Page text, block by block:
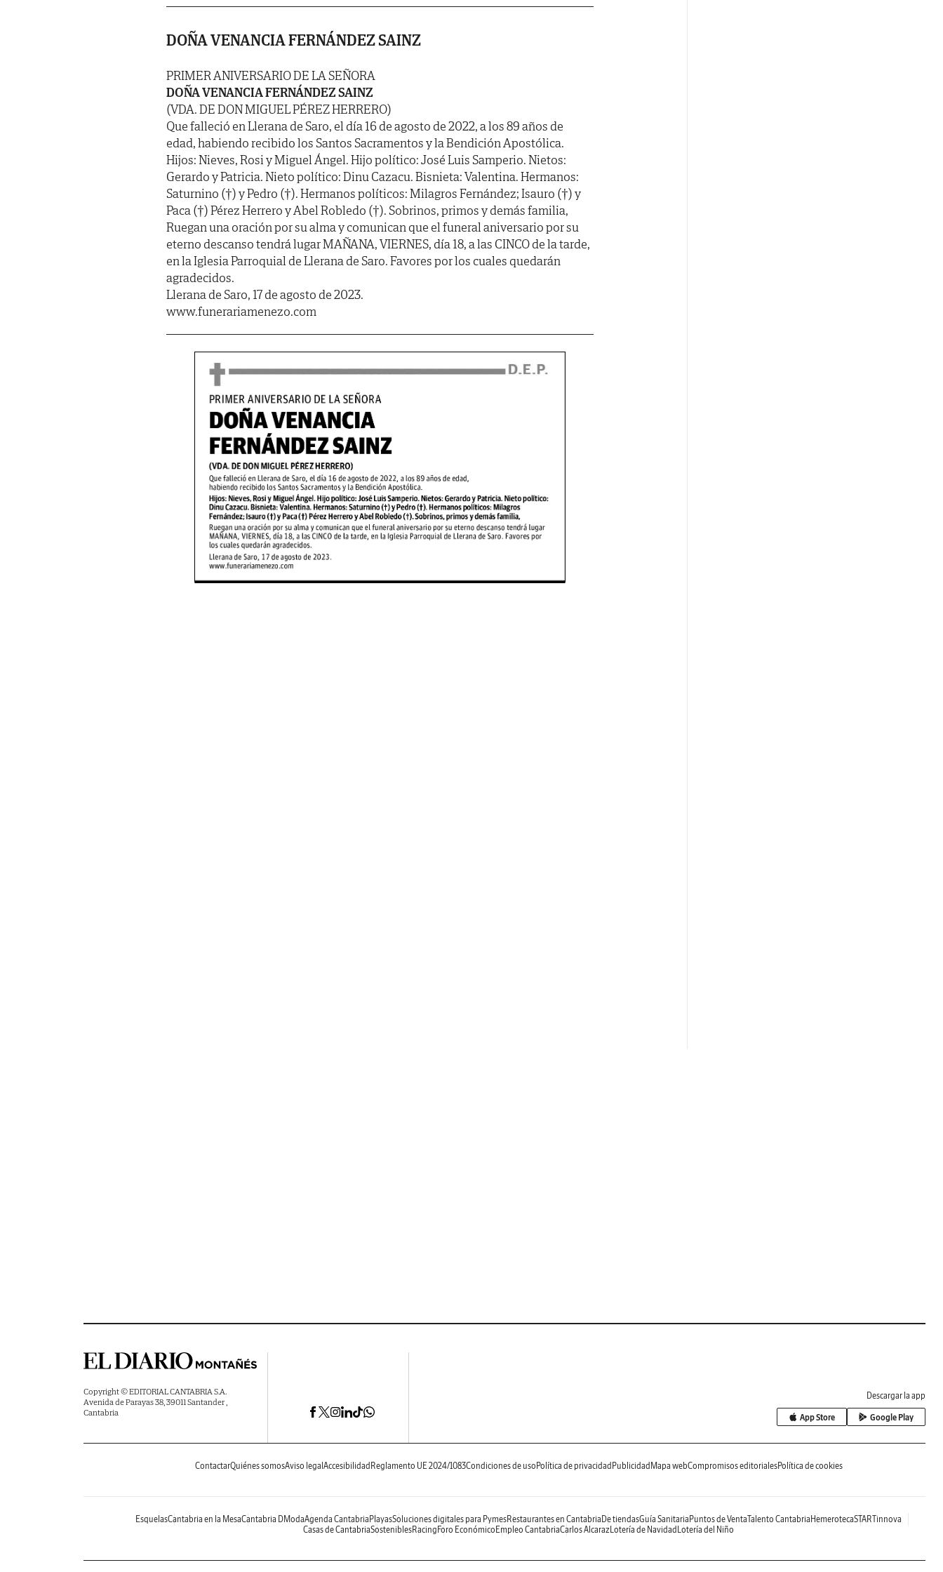
DOÑA VENANCIA FERNÁNDEZ SAINZ
PRIMER ANIVERSARIO DE LA SEÑORA
DOÑA VENANCIA FERNÁNDEZ SAINZ
(VDA. DE DON MIGUEL PÉREZ HERRERO)
Que falleció en Llerana de Saro, el día 16 de agosto de 2022, a los 89 años de
edad, habiendo recibido los Santos Sacramentos y la Bendición Apostólica.
Hijos: Nieves, Rosi y Miguel Ángel. Hijo político: José Luis Samperio. Nietos:
Gerardo y Patricia. Nieto político: Dinu Cazacu. Bisnieta: Valentina. Hermanos:
Saturnino (†) y Pedro (†). Hermanos políticos: Milagros Fernández; Isauro (†) y
Paca (†) Pérez Herrero y Abel Robledo (†). Sobrinos, primos y demás familia,
Ruegan una oración por su alma y comunican que el funeral aniversario por su
eterno descanso tendrá lugar MAÑANA, VIERNES, día 18, a las CINCO de la tarde,
en la Iglesia Parroquial de Llerana de Saro. Favores por los cuales quedarán
agradecidos.
Llerana de Saro, 17 de agosto de 2023.
www.funerariamenezo.com
Copyright © EDITORIAL CANTABRIA S.A.
Avenida de Parayas 38, 39011 Santander ,
Cantabria
Descargar la app
App Store Google Play
ContactarQuiénes somosAviso legal Accesibilidad Reglamento UE 2024/1083Condiciones de uso Política de privacidad Publicidad Mapa webCompromisos editorialesPolítica de cookies
EsquelasCantabria en la MesaCantabria DModaAgenda Cantabria PlayasSoluciones digitales para PymesRestaurantes en Cantabria De tiendasGuía Sanitaria Puntos de VentaTalento Cantabria HemerotecaSTARTinnova
Casas de CantabriaSosteniblesRacing Foro Económico Empleo CantabriaCarlos AlcarazLotería de Navidad Lotería del Niño